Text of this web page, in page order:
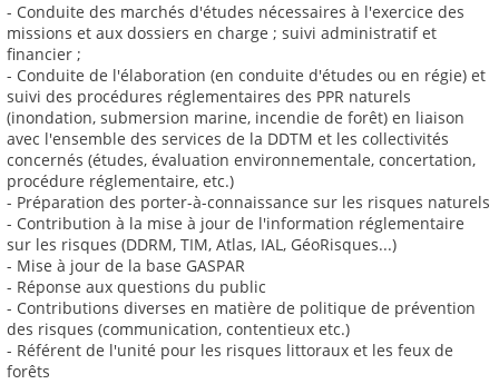
- Conduite des marchés d'études nécessaires à l'exercice des
missions et aux dossiers en charge ; suivi administratif et
financier ;
- Conduite de l'élaboration (en conduite d'études ou en régie) et
suivi des procédures réglementaires des PPR naturels
(inondation, submersion marine, incendie de forêt) en liaison
avec l'ensemble des services de la DDTM et les collectivités
concernés (études, évaluation environnementale, concertation,
procédure réglementaire, etc.)
- Préparation des porter-à-connaissance sur les risques naturels
- Contribution à la mise à jour de l'information réglementaire
sur les risques (DDRM, TIM, Atlas, IAL, GéoRisques...)
- Mise à jour de la base GASPAR
- Réponse aux questions du public
- Contributions diverses en matière de politique de prévention
des risques (communication, contentieux etc.)
- Référent de l'unité pour les risques littoraux et les feux de
forêts